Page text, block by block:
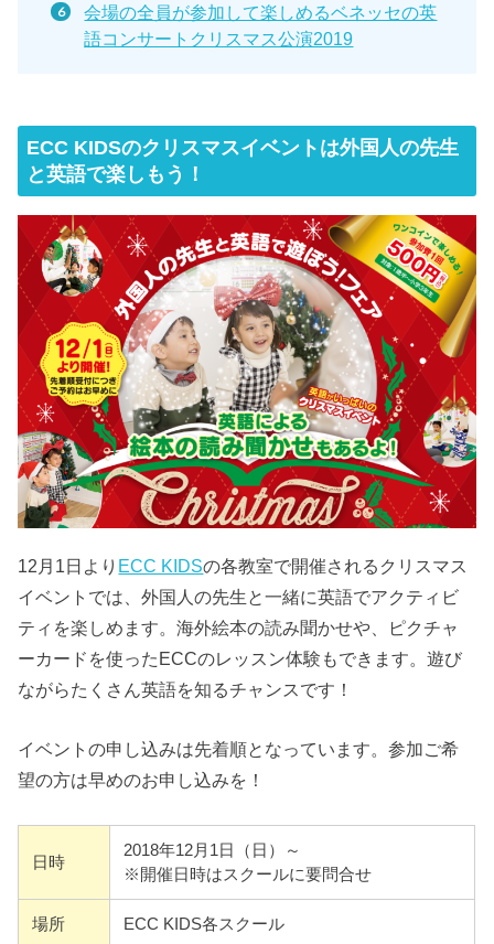
会場の全員が参加して楽しめるベネッセの英
語コンサートクリスマス公演2019
ECC KIDSのクリスマスイベントは外国人の先生
と英語で楽しもう！
12月1日より ECC KIDSの各教室で開催されるクリスマス
イベントでは、外国人の先生と一緒に英語でアクティビ
ティを楽しめます。海外絵本の読み聞かせや、ピクチャ
ーカードを使ったECCのレッスン体験もできます。遊び
ながらたくさん英語を知るチャンスです！
イベントの申し込みは先着順となっています。参加ご希
望の方は早めのお申し込みを！
日時
2018年12月1日（日）～
※開催日時はスクールに要問合せ
場所 ECC KIDS各スクール